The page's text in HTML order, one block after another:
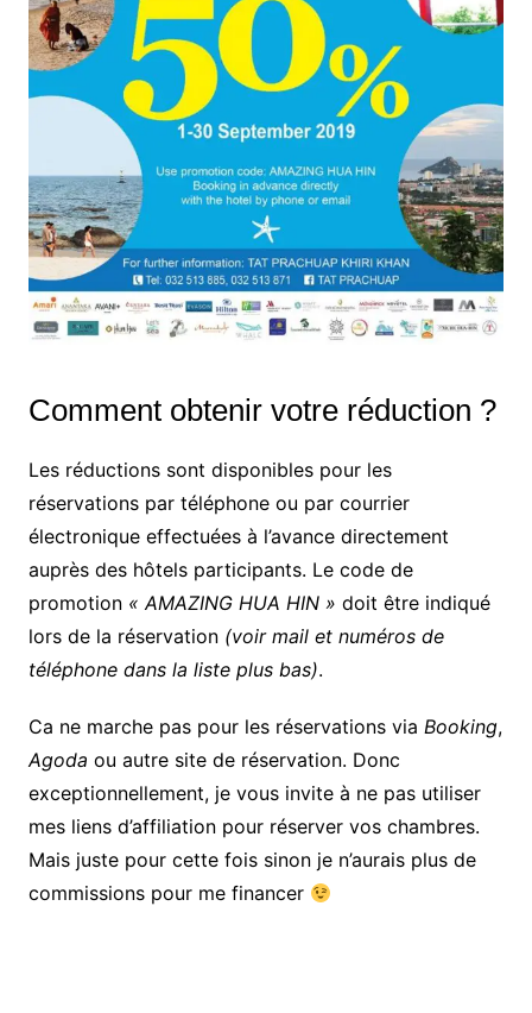
Comment obtenir votre réduction ?
Les réductions sont disponibles pour les
réservations par téléphone ou par courrier
électronique effectuées à l’avance directement
auprès des hôtels participants. Le code de
promotion « AMAZING HUA HIN » doit être indiqué
lors de la réservation (voir mail et numéros de
téléphone dans la liste plus bas).
Ca ne marche pas pour les réservations via Booking,
Agoda ou autre site de réservation. Donc
exceptionnellement, je vous invite à ne pas utiliser
mes liens d’affiliation pour réserver vos chambres.
Mais juste pour cette fois sinon je n’aurais plus de
commissions pour me financer